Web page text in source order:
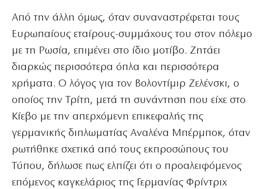
Από την άλλη όμως, όταν συναναστρέφεται τους
Ευρωπαίους εταίρους-συμμάχους του στον πόλεμο
με τη Ρωσία, επιμένει στο ίδιο μοτίβο. Ζητάει
διαρκώς περισσότερα όπλα και περισσότερα
χρήματα. Ο λόγος για τον Βολοντίμιρ Ζελένσκι, ο
οποίος την Τρίτη, μετά τη συνάντηση που είχε στο
Κίεβο με την απερχόμενη επικεφαλής της
γερμανικής διπλωματίας Αναλένα Μπέρμποκ, όταν
ρωτήθηκε σχετικά από τους εκπροσώπους του
Τύπου, δήλωσε πως ελπίζει ότι ο προαλειφόμενος
επόμενος καγκελάριος της Γερμανίας Φρίντριχ